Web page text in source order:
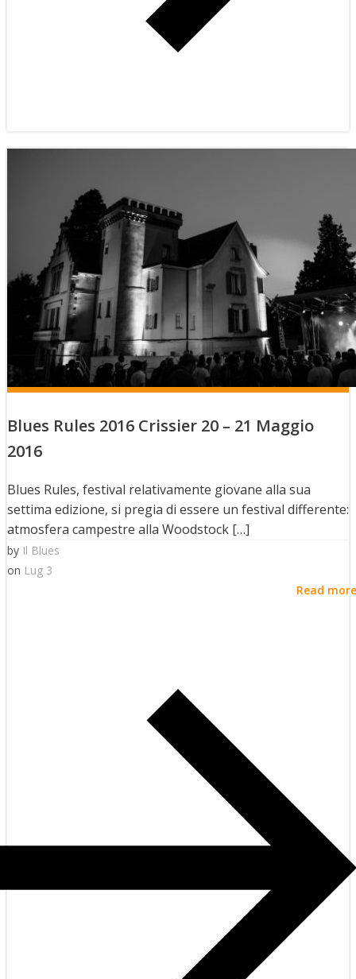
Blues Rules 2016 Crissier 20 – 21 Maggio
2016
Blues Rules, festival relativamente giovane alla sua
settima edizione, si pregia di essere un festival differente:
atmosfera campestre alla Woodstock […]
by Il Blues
on Lug 3
Read more